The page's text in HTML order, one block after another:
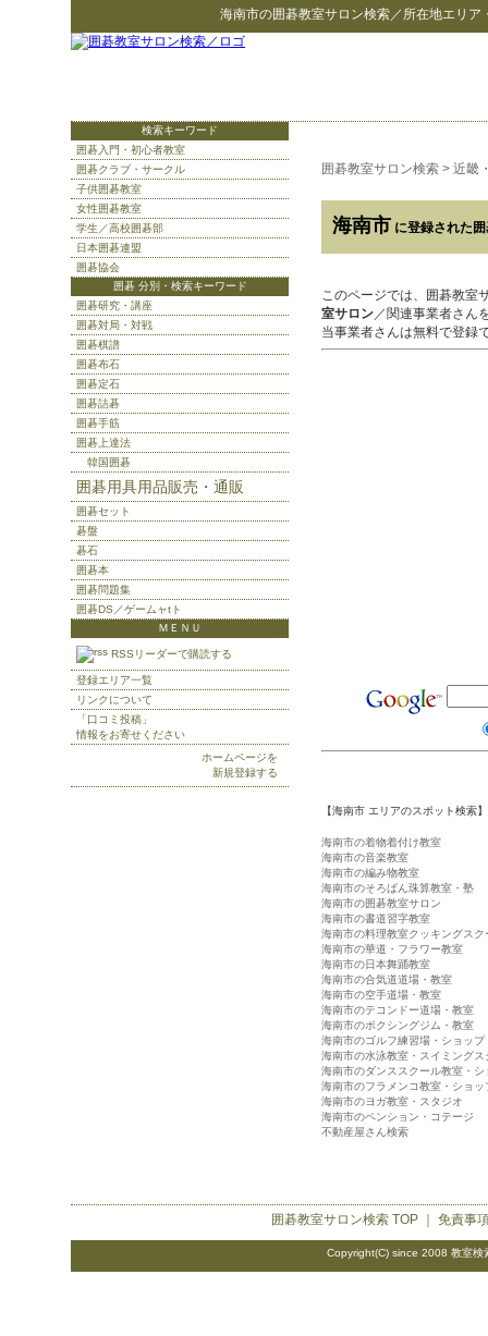
海南市の囲碁教室サロン検索／所在地エリア
囲碁教室サロン検索 > 近畿
海南市 に登録された
このページでは、囲碁教室
室サロン／関連事業者さん
当事業者さんは無料で登録
【海南市 エリアのスポット検索】
海南市の着物着付け教室
海南市の音楽教室
海南市の編み物教室
海南市のそろばん珠算教室・塾
海南市の囲碁教室サロン
海南市の書道習字教室
海南市の料理教室クッキングスク
海南市の華道・フラワー教室
海南市の日本舞踊教室
海南市の合気道道場・教室
海南市の空手道場・教室
海南市のテコンドー道場・教室
海南市のボクシングジム・教室
海南市のゴルフ練習場・ショップ
海南市の水泳教室・スイミングス
海南市のダンススクール教室・シ
海南市のフラメンコ教室・ショッ
海南市のヨガ教室・スタジオ
海南市のペンション・コテージ
不動産屋さん検索
検索キーワード
囲碁入門・初心者教室
囲碁クラブ・サークル
子供囲碁教室
女性囲碁教室
学生／高校囲碁部
日本囲碁連盟
囲碁協会
囲碁 分別・検索キーワード
囲碁研究・講座
囲碁対局・対戦
囲碁棋譜
囲碁布石
囲碁定石
囲碁詰碁
囲碁手筋
囲碁上達法
韓国囲碁
囲碁用具用品販売・通販
囲碁セット
碁盤
碁石
囲碁本
囲碁問題集
囲碁DS／ゲームャtト
ＭＥＮＵ
RSSリーダーで購読する
登録エリア一覧
リンクについて
「口コミ投稿」
情報をお寄せください
ホームページを
新規登録する
囲碁教室サロン検索TOP ｜ 免責事
Copyright(C) since 2008 教室検